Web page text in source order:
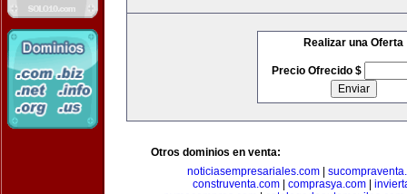
Realizar una Oferta
Precio Ofrecido $
Otros dominios en venta:
noticiasempresariales.com|
construventa.com| comprasya.com|